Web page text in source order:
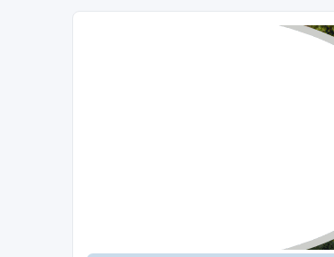
Stylevan - Vans